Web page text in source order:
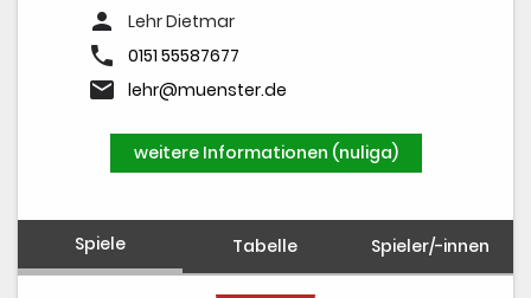
person Lehr Dietmar
phone 0151 55587677
email lehr@muenster.de
weitere Informationen (nuliga)
Spiele Tabelle Spieler/-innen